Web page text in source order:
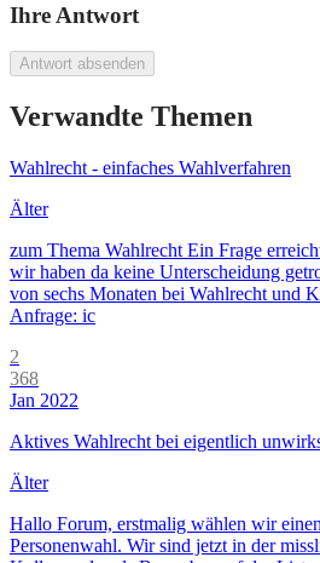
Ihre Antwort
Antwort absenden
Verwandte Themen
Wahlrecht - einfaches Wahlverfahren
Älter
zum Thema Wahlrecht Ein Frage
wir haben da keine Unterscheidung
von sechs Monaten bei Wahlrecht und
Anfrage: ic
2
368
Jan 2022
Aktives Wahlrecht bei eigentlich
Älter
Hallo Forum, erstmalig wählen wir
Personenwahl. Wir sind jetzt in der